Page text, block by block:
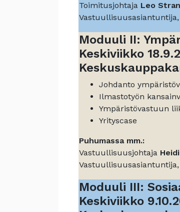
Toimitusjohtaja Leo
Moduuli II:
Keskiviikko
Johdanto
Ilmastotyön
Ympäristövastuun
Yrityscase
Puhumassa mm.:
Vastuullisuusjohtaja
Moduuli III:
Keskiviikko